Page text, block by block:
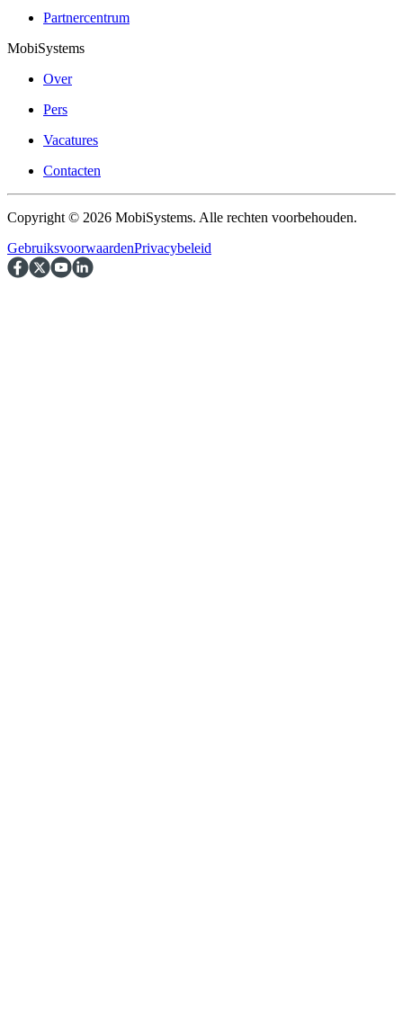
Partnercentrum
MobiSystems
Over
Pers
Vacatures
Contacten
Copyright © 2026 MobiSystems. Alle rechten voorbehouden.
GebruiksvoorwaardenPrivacybeleid